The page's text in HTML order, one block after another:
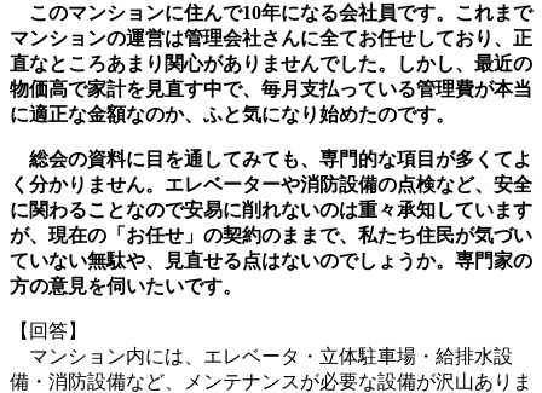
新
日
時
:
このマンションに住んで10年になる会社員です。これまで
マンションの運営は管理会社さんに全てお任せしており、正
直なところあまり関心がありませんでした。しかし、最近の
物価高で家計を見直す中で、毎月支払っている管理費が本当
に適正な金額なのか、ふと気になり始めたのです。
総会の資料に目を通してみても、専門的な項目が多くてよ
く分かりません。エレベーターや消防設備の点検など、安全
に関わることなので安易に削れないのは重々承知しています
が、現在の「お任せ」の契約のままで、私たち住民が気づい
ていない無駄や、見直せる点はないのでしょうか。専門家の
方の意見を伺いたいです。
【回答】
マンション内には、エレベータ・立体駐車場・給排水設
備・消防設備など、メンテナンスが必要な設備が沢山ありま